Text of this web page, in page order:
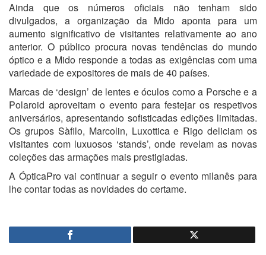
Ainda que os números oficiais não tenham sido
divulgados, a organização da Mido aponta para um
aumento significativo de visitantes relativamente ao ano
anterior. O público procura novas tendências do mundo
óptico e a Mido responde a todas as exigências com uma
variedade de expositores de mais de 40 países.
Marcas de ‘design’ de lentes e óculos como a Porsche e a
Polaroid aproveitam o evento para festejar os respetivos
aniversários, apresentando sofisticadas edições limitadas.
Os grupos Sàfilo, Marcolin, Luxottica e Rigo deliciam os
visitantes com luxuosos ‘stands’, onde revelam as novas
coleções das armações mais prestigiadas.
A ÓpticaPro vai continuar a seguir o evento milanês para
lhe contar todas as novidades do certame.